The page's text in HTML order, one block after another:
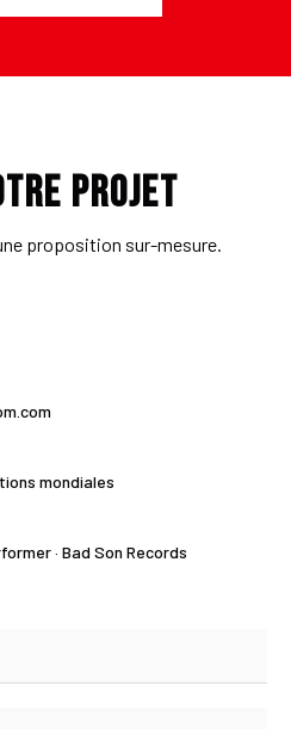
projet
proposition sur-mesure.
mondiales
· Bad Son Records